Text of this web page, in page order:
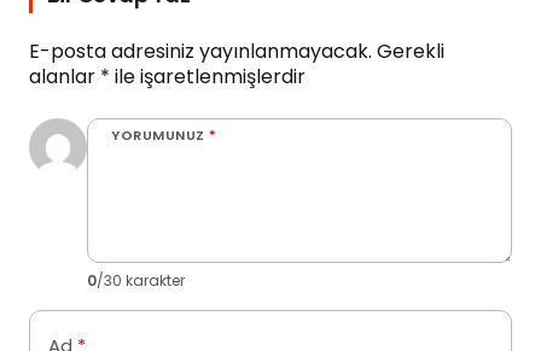
E-posta adresiniz yayınlanmayacak. Gerekli
alanlar * ile işaretlenmişlerdir
YORUMUNUZ *
0/30 karakter